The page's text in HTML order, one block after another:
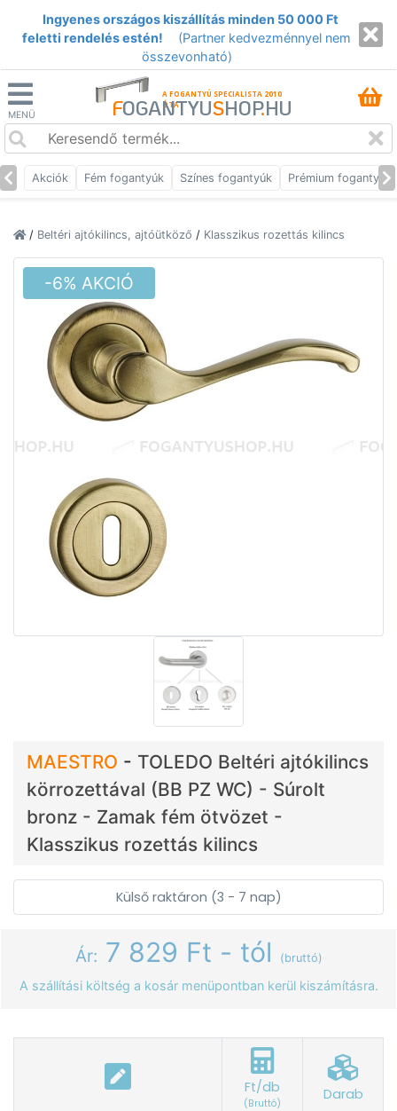
Ingyenes országos kiszállítás minden 50 000 Ft
feletti rendelés estén!
(Partner kedvezménnyel nem
összevonható)
MENÜ
A FOGANTYÚ SPECIALISTA 2010
ÓTA
FOGANTYUSHOP.HU
Akciók Fém fogantyúk Színes fogantyúk Prémium fogantyúk
/ Beltéri ajtókilincs, ajtóütköző / Klasszikus rozettás kilincs
-6% AKCIÓ
MAESTRO - TOLEDO Beltéri ajtókilincs
körrozettával (BB PZ WC) - Súrolt
bronz - Zamak fém ötvözet -
Klasszikus rozettás kilincs
Külső raktáron (3 - 7 nap)
Ár: 7 829 Ft - tól (bruttó)
A szállítási költség a kosár menüpontban kerül kiszámításra.
Ft/db
(Bruttó)
Darab